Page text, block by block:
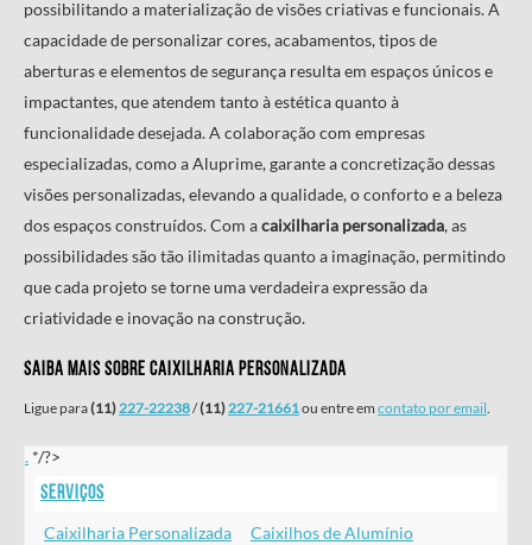
possibilitando a materialização de visões criativas e funcionais. A
capacidade de personalizar cores, acabamentos, tipos de
aberturas e elementos de segurança resulta em espaços únicos e
impactantes, que atendem tanto à estética quanto à
funcionalidade desejada. A colaboração com empresas
especializadas, como a Aluprime, garante a concretização dessas
visões personalizadas, elevando a qualidade, o conforto e a beleza
dos espaços construídos. Com acaixilharia personalizada, as
possibilidades são tão ilimitadas quanto a imaginação, permitindo
que cada projeto se torne uma verdadeira expressão da
criatividade e inovação na construção.
Saiba mais sobre Caixilharia Personalizada
Ligue para(11)227-22238/(11)227-21661ou entre em contato por email.
. */?>
Serviços
Caixilharia Personalizada Caixilhos de Alumínio